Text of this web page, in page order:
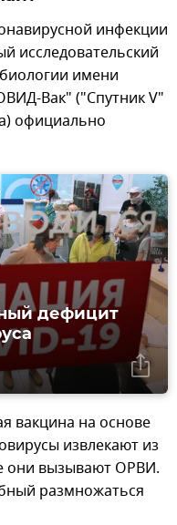
инфекции
исследовательский
имени
Вак" ("Спутник V"
официально
дефицит
вакцина на основе
извлекают из
они вызывают ОРВИ.
размножаться